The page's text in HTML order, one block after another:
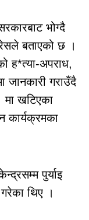
भोग्दै
बताएको छ ।
ह*त्या-अपराध,
जानकारी गराउँदै
मा खटिएका
कार्यक्रमका
पुर्याइ
थिए ।